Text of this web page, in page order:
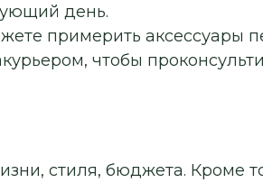
день.
примерить аксессуары
чтобы
стиля, бюджета. Кроме